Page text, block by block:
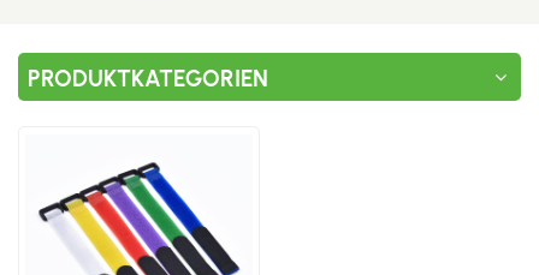
PRODUKTKATEGORIEN